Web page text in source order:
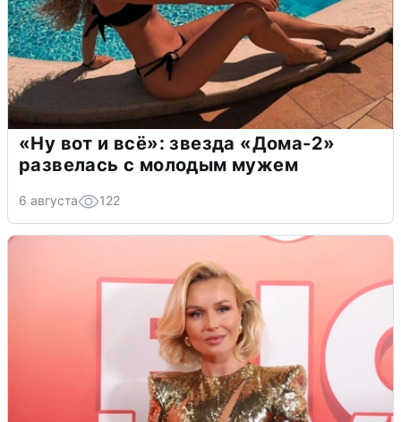
«Ну вот и всё»: звезда «Дома-2»
развелась с молодым мужем
6 августа 122